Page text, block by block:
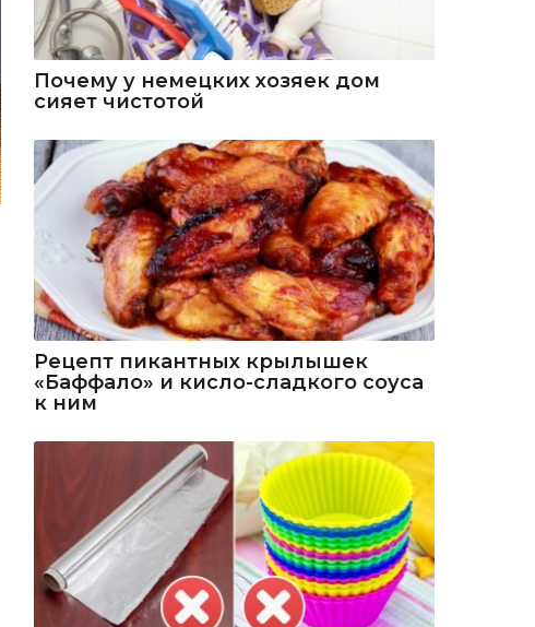
Почему у немецких хозяек дом
сияет чистотой
Рецепт пикантных крылышек
«Баффало» и кисло-сладкого соуса
к ним